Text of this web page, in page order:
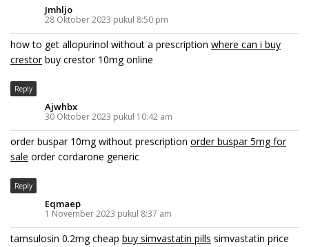
Jmhljo
28 Oktober 2023 pukul 8:50 pm
how to get allopurinol without a prescription where can i buy
crestorbuy crestor 10mg online
Reply
Ajwhbx
30 Oktober 2023 pukul 10:42 am
order buspar 10mg without prescription order buspar 5mg for
sale order cordarone generic
Reply
Eqmaep
1 November 2023 pukul 8:37 am
tamsulosin 0.2mg cheap buy simvastatin pills simvastatin price